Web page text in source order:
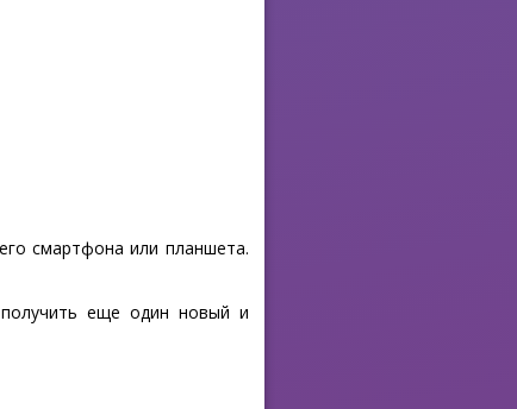
смартфона или планшета.
получить еще один новый и